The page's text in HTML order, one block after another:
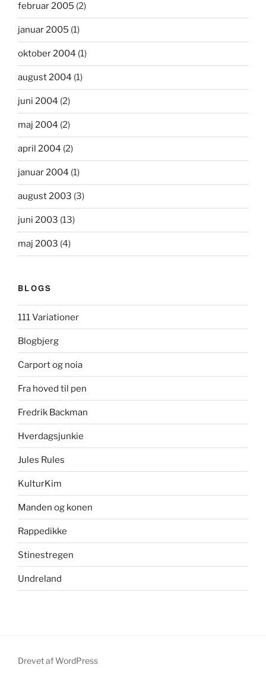
februar 2005 (2)
januar 2005 (1)
oktober 2004 (1)
august 2004 (1)
juni 2004 (2)
maj 2004 (2)
april 2004 (2)
januar 2004 (1)
august 2003 (3)
juni 2003 (13)
maj 2003 (4)
BLOGS
111 Variationer
Blogbjerg
Carport og noia
Fra hoved til pen
Fredrik Backman
Hverdagsjunkie
Jules Rules
KulturKim
Manden og konen
Rappedikke
Stinestregen
Undreland
Drevet af WordPress